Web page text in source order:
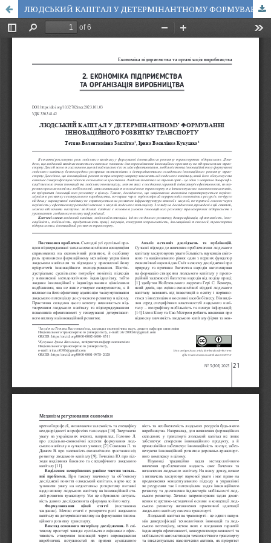
ЛЮДСЬКИЙ КАПІТАЛ У ДЕТЕРМІНАНТНОМУ ФОРМУВАННІ ІННОВАЦІЙНОГО РОЗВИТКУ ТРАНСПОРТУ